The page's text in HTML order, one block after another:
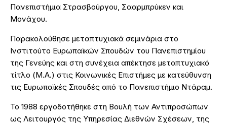
Πανεπιστήμια Στρασβούργου, Σααρμπρύκεν και
Μονάχου.
Παρακολούθησε μεταπτυχιακά σεμινάρια στο
Ινστιτούτο Ευρωπαϊκών Σπουδών του Πανεπιστημίου
της Γενεύης και στη συνέχεια απέκτησε μεταπτυχιακό
τίτλο (M.A.) στις Κοινωνικές Επιστήμες με κατεύθυνση
τις Ευρωπαϊκές Σπουδές από το Πανεπιστήμιο Ντάραμ.
Το 1988 εργοδοτήθηκε στη Βουλή των Αντιπροσώπων
ως Λειτουργός της Υπηρεσίας Διεθνών Σχέσεων, της